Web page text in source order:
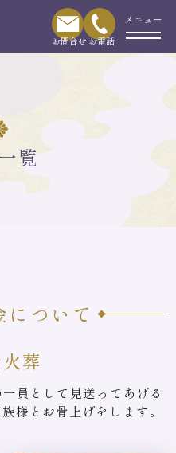
覧
について
葬
員として見送ってあげる
様とお骨上げをします。